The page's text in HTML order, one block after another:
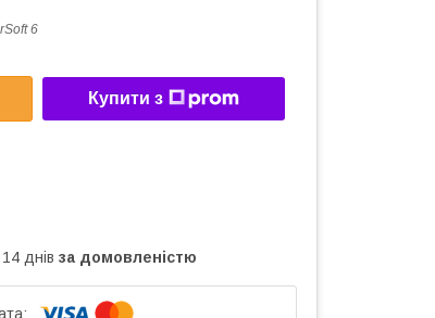
6
Купити з
днів за домовленістю